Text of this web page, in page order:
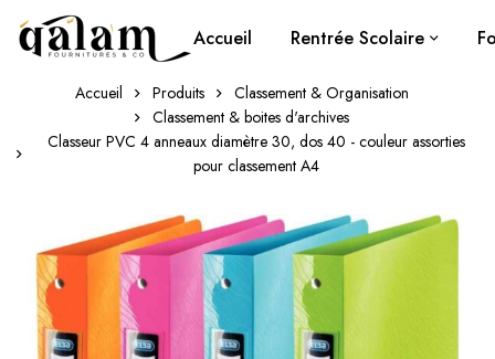
Accueil Rentrée Scolaire
Accueil Produits
Classement & Organisation
Classement & boites d'archives
Classeur PVC 4 anneaux diamètre 30, dos 40 - couleur assorties
pour classement A4